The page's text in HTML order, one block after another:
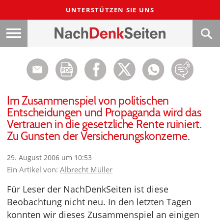
UNTERSTÜTZEN SIE UNS
Im Zusammenspiel von politischen
Entscheidungen und Propaganda wird das
Vertrauen in die gesetzliche Rente ruiniert.
Zu Gunsten der Versicherungskonzerne.
29. August 2006 um 10:53
Ein Artikel von: Albrecht Müller
Für Leser der NachDenkSeiten ist diese
Beobachtung nicht neu. In den letzten Tagen
konnten wir dieses Zusammenspiel an einigen